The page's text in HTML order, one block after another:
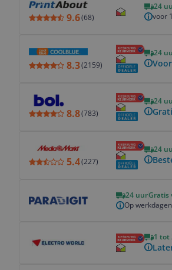
9.6(68)
24
voor
8.3(2159)
24
8.8(783)
24
5.4(227)
24
24 uurGratis
Op
1 tot